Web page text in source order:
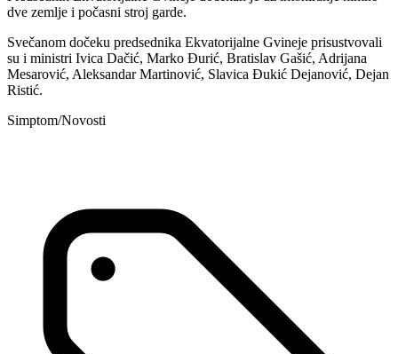
dve zemlje i počasni stroj garde.
Svečanom dočeku predsednika Ekvatorijalne Gvineje prisustvovali
su i ministri Ivica Dačić, Marko Đurić, Bratislav Gašić, Adrijana
Mesarović, Aleksandar Martinović, Slavica Đukić Dejanović, Dejan
Ristić.
Simptom/Novosti